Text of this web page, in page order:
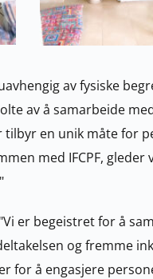
av fysiske
av å samarbeide
en unik måte for
med IFCPF, gleder
og fremme
for å engasjere